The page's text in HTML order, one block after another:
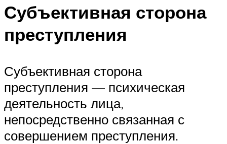
Субъективная сторона
преступления
Субъективная сторона
преступления — психическая
деятельность лица,
непосредственно связанная с
совершением преступления.